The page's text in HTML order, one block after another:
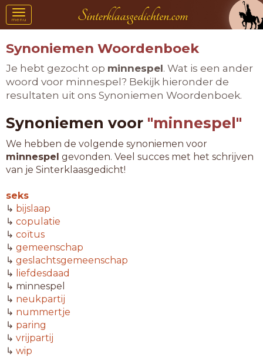
Toggle
navigation
menu
Synoniemen Woordenboek
Je hebt gezocht op minnespel. Wat is een ander
woord voor minnespel? Bekijk hieronder de
resultaten uit ons Synoniemen Woordenboek.
Synoniemen voor "minnespel"
We hebben de volgende synoniemen voor
minnespel gevonden. Veel succes met het schrijven
van je Sinterklaasgedicht!
seks
↳ bijslaap
↳ copulatie
↳ coïtus
↳ gemeenschap
↳ geslachtsgemeenschap
↳ liefdesdaad
↳ minnespel
↳ neukpartij
↳ nummertje
↳ paring
↳ vrijpartij
↳ wip